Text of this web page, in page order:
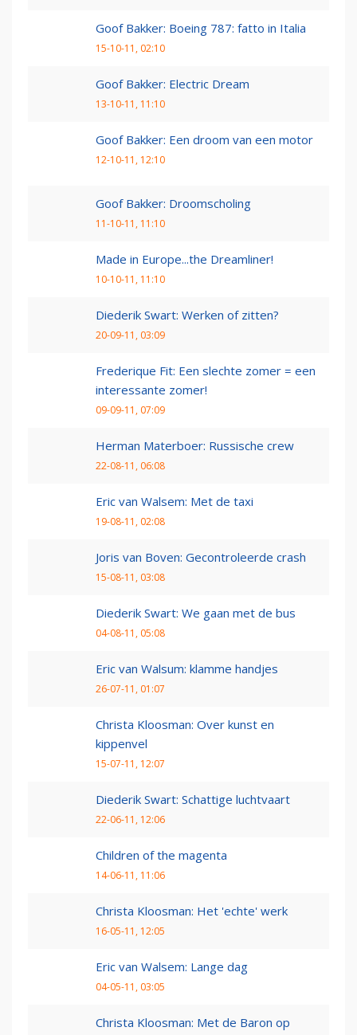
Goof Bakker: Boeing 787: fatto in Italia
15-10-11, 02:10
Goof Bakker: Electric Dream
13-10-11, 11:10
Goof Bakker: Een droom van een motor
12-10-11, 12:10
Goof Bakker: Droomscholing
11-10-11, 11:10
Made in Europe...the Dreamliner!
10-10-11, 11:10
Diederik Swart: Werken of zitten?
20-09-11, 03:09
Frederique Fit: Een slechte zomer = een
interessante zomer!
09-09-11, 07:09
Herman Materboer: Russische crew
22-08-11, 06:08
Eric van Walsem: Met de taxi
19-08-11, 02:08
Joris van Boven: Gecontroleerde crash
15-08-11, 03:08
Diederik Swart: We gaan met de bus
04-08-11, 05:08
Eric van Walsum: klamme handjes
26-07-11, 01:07
Christa Kloosman: Over kunst en
kippenvel
15-07-11, 12:07
Diederik Swart: Schattige luchtvaart
22-06-11, 12:06
Children of the magenta
14-06-11, 11:06
Christa Kloosman: Het 'echte' werk
16-05-11, 12:05
Eric van Walsem: Lange dag
04-05-11, 03:05
Christa Kloosman: Met de Baron op